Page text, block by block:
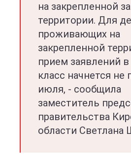
на закрепленной
территории. Для
проживающих на
закрепленной
прием заявлений
класс начнется не
июля, - сообщила
заместитель
правительства
области Светлана